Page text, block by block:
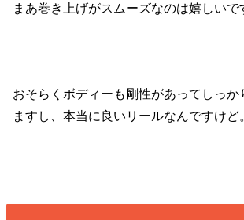
まあ巻き上げがスムーズなのは嬉しいで
おそらくボディーも剛性があってしっか
ますし、本当に良いリールなんですけど